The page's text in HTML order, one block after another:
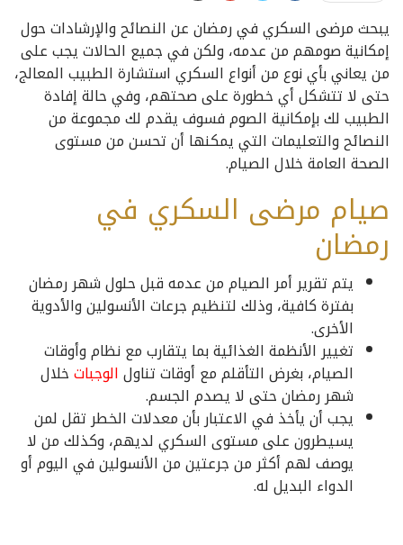
يبحث مرضى السكري في رمضان عن النصائح والإرشادات حول
إمكانية صومهم من عدمه، ولكن في جميع الحالات يجب على
من يعاني بأي نوع من أنواع السكري استشارة الطبيب المعالج،
حتى لا تتشكل أي خطورة على صحتهم، وفي حالة إفادة
الطبيب لك بإمكانية الصوم فسوف يقدم لك مجموعة من
النصائح والتعليمات التي يمكنها أن تحسن من مستوى
الصحة العامة خلال الصيام.
صيام مرضى السكري في
رمضان
يتم تقرير أمر الصيام من عدمه قبل حلول شهر رمضان
بفترة كافية، وذلك لتنظيم جرعات الأنسولين والأدوية
الأخرى.
تغيير الأنظمة الغذائية بما يتقارب مع نظام وأوقات
الصيام، بغرض التأقلم مع أوقات تناولالوجباتخلال
شهر رمضان حتى لا يصدم الجسم.
يجب أن يأخذ في الاعتبار بأن معدلات الخطر تقل لمن
يسيطرون على مستوى السكري لديهم، وكذلك من لا
يوصف لهم أكثر من جرعتين من الأنسولين في اليوم أو
الدواء البديل له.